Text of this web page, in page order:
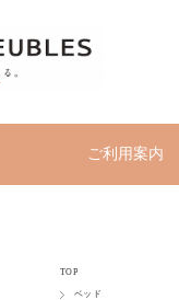
ご利用案内
TOP
ベッド